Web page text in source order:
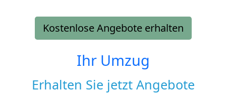
Kostenlose Angebote erhalten
Ihr Umzug
Erhalten Sie jetzt Angebote